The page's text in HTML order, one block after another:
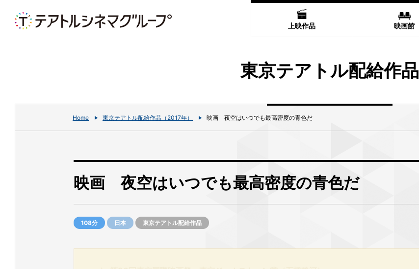
上映作品 映画館
東京テアトル配給作品
Home 東京テアトル配給作品（2017年） 映画 夜空はいつでも最高密度の青色だ
映画 夜空はいつでも最高密度の青色だ
108分 日本 東京テアトル配給作品